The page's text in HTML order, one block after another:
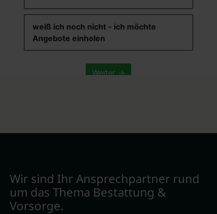
Wir sind Ihr Ansprechpartner rund
um das Thema Bestattung &
Vorsorge.